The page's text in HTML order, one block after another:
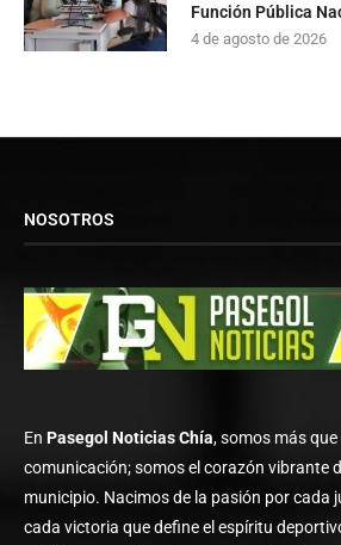
Función Pública
4 de agosto de 2026
NOSOTROS
En Pasegol Noticias Chía, somos más
comunicación; somos el corazón vibrante
municipio. Nacimos de la pasión por cada
cada victoria que define el espíritu